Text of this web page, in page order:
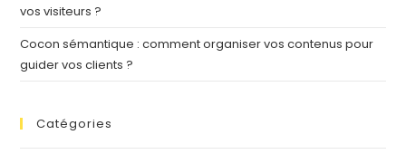
vos visiteurs ?
Cocon sémantique : comment organiser vos contenus pour
guider vos clients ?
Catégories